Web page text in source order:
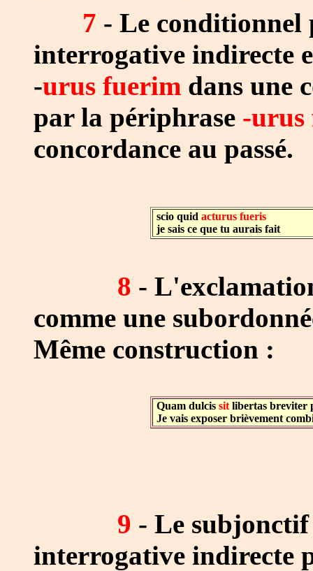
7 - Le conditionnel
interrogative indirecte
-urus fuerim dans une
par la périphrase -urus
concordance au passé.
scio quid acturus fueris
je sais ce que tu aurais fait
8 -
comme une
Même construction :
Quam dulcis sit libertas breviter
Je vais exposer brièvement
9 - Le subjonctif
interrogative indirecte